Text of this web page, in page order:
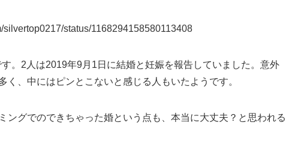
silvertop0217/status/1168294158580113408
。2人は2019年9月1日に結婚と妊娠を報告していました。意外
く、中にはピンとこないと感じる人もいたようです。
ングでのできちゃった婚という点も、本当に大丈夫？と思われる